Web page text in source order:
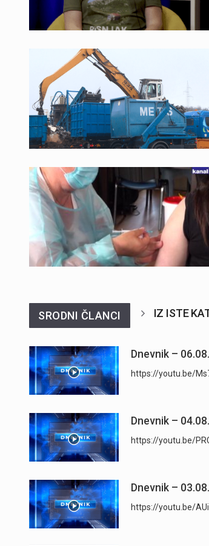
SRODNI ČLANCI IZ ISTE
Dnevnik –
https://youtu.be/
Dnevnik –
https://youtu.be/
Dnevnik –
https://youtu.be/